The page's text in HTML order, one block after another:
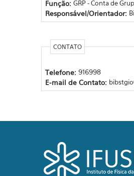
Função: GRP - Conta de
Responsável/Orientador:
CONTATO
Telefone: 916998
E-mail de Contato: